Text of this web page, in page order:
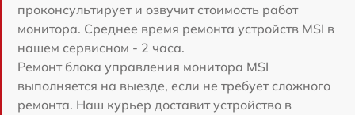
проконсультирует и озвучит стоимость работ
монитора. Среднее время ремонта устройств MSI в
нашем сервисном - 2 часа.
Ремонт блока управления монитора MSI
выполняется на выезде, если не требует сложного
ремонта. Наш курьер доставит устройство в